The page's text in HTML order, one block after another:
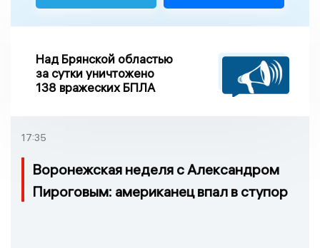
Над Брянской областью
за сутки уничтожено
138 вражеских БПЛА
17:35
Воронежская неделя с Александром
Пироговым: американец впал в ступор